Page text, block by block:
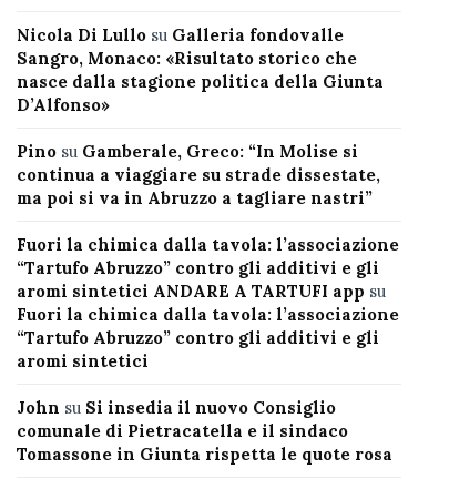
Nicola Di Lullosu Galleria fondovalle
Sangro, Monaco: «Risultato storico che
nasce dalla stagione politica della Giunta
D’Alfonso»
Pinosu Gamberale, Greco: “In Molise si
continua a viaggiare su strade dissestate,
ma poi si va in Abruzzo a tagliare nastri”
Fuori la chimica dalla tavola: l’associazione
“Tartufo Abruzzo” contro gli additivi e gli
aromi sintetici ANDARE A TARTUFI app su
Fuori la chimica dalla tavola: l’associazione
“Tartufo Abruzzo” contro gli additivi e gli
aromi sintetici
John su Si insedia il nuovo Consiglio
comunale di Pietracatella e il sindaco
Tomassone in Giunta rispetta le quote rosa